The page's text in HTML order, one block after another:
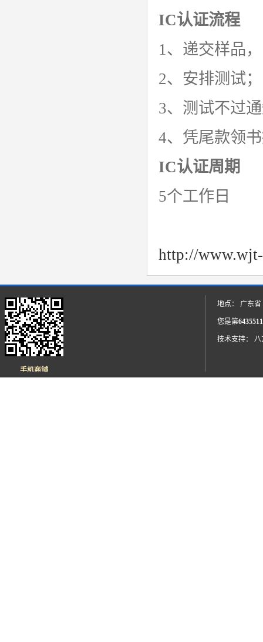
IC认证流程
1、递交样品
2、安排测试；
3、测试不过
4、凭尾款领
IC认证周期
5个工作日
http://
手机商铺
地点： 广东
您是第6435511
技术支持： 八